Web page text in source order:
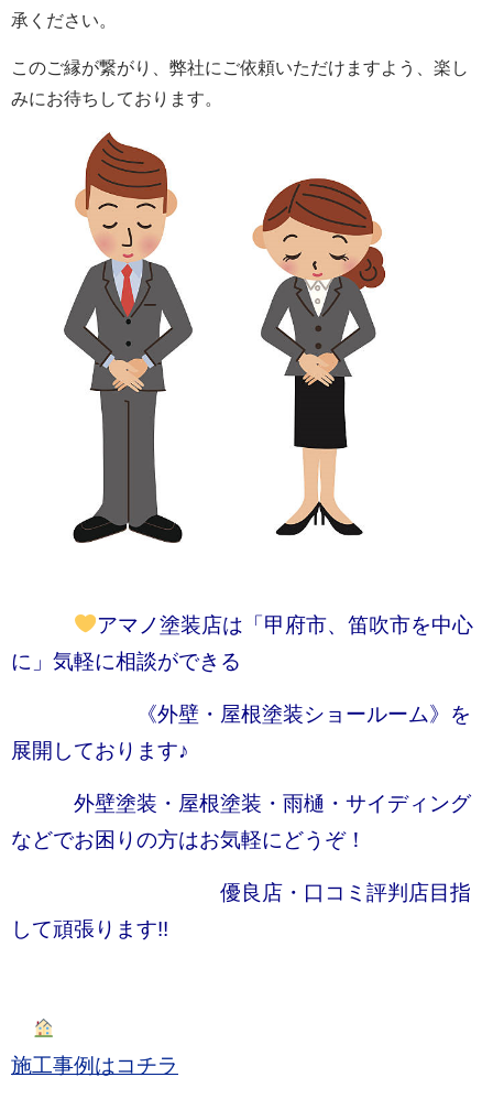
承ください。
このご縁が繋がり、弊社にご依頼いただけますよう、楽し
みにお待ちしております。
アマノ塗装店は「甲府市、笛吹市を中心
に」気軽に相談ができる
《外壁・屋根塗装ショールーム》を
展開しております♪
外壁塗装・屋根塗装・雨樋・サイディング
などでお困りの方はお気軽にどうぞ！
優良店・口コミ評判店目指
して頑張ります!!
施工事例はコチラ